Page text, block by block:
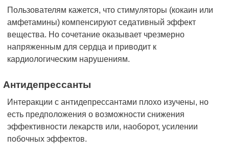
Пользователям кажется, что стимуляторы (кокаин или
амфетамины) компенсируют седативный эффект
вещества. Но сочетание оказывает чрезмерно
напряженным для сердца и приводит к
кардиологическим нарушениям.
Антидепрессанты
Интеракции с антидепрессантами плохо изучены, но
есть предположения о возможности снижения
эффективности лекарств или, наоборот, усилении
побочных эффектов.